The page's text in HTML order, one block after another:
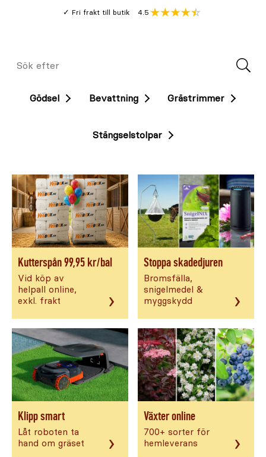
Fri frakt till butik
Genomsnitt
4.5
Meny
Sök
Gödsel Bevattning Grästrimmer
Stängselstolpar
Kutterspån 99,95 kr/bal
Vid köp av
helpall online,
exkl. frakt
›
Stoppa skadedjuren
Bromsfälla,
snigelmedel &
myggskydd
›
Klipp smart
Låt roboten ta
hand om gräset
›
Växter online
700+ sorter för
hemleverans
›